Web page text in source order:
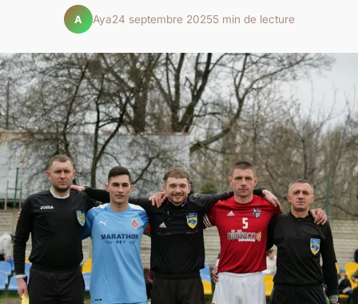
A Aya24 septembre 20255 min de lecture